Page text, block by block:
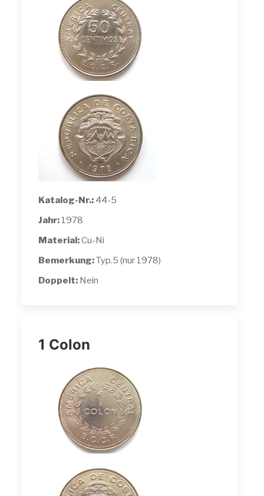
Katalog-Nr.: 44-5
Jahr: 1978
Material:Cu-Ni
Bemerkung:Typ.5 (nur 1978)
Doppelt: Nein
1 Colon